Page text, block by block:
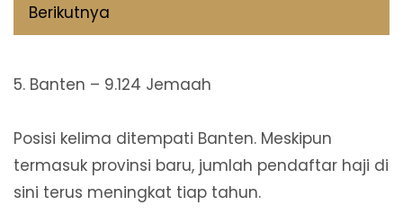
Berikutnya
5. Banten – 9.124 Jemaah
Posisi kelima ditempati Banten. Meskipun
termasuk provinsi baru, jumlah pendaftar haji di
sini terus meningkat tiap tahun.